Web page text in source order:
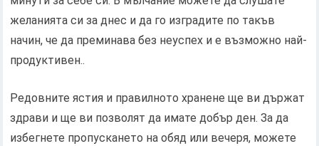
желанията си за днес и да го изградите по такъв
начин, че да преминава без неуспех и е възможно най-
продуктивен..
Редовните ястия и правилното хранене ще ви държат
здрави и ще ви позволят да имате добър ден. За да
избегнете пропускането на обяд или вечеря, можете